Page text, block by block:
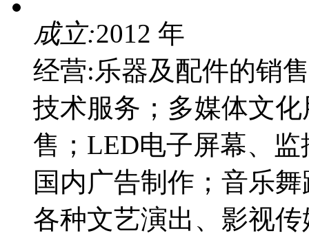
成立:2012 年
经营:乐器及配件的销
技术服务；多媒体文
售；LED电子屏幕、
国内广告制作；音乐
各种文艺演出、影视